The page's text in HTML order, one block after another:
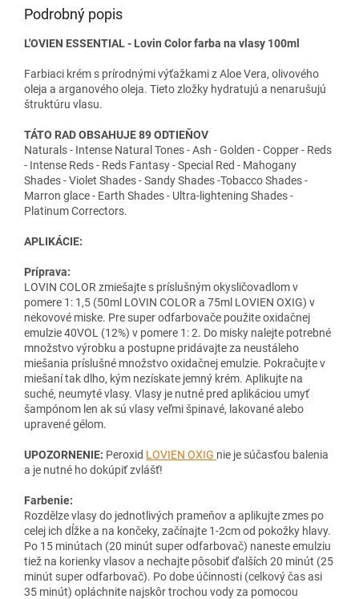
Podrobný popis
L'OVIEN ESSENTIAL - Lovin Color farba na vlasy 100ml
Farbiaci krém s prírodnými výťažkami z Aloe Vera, olivového
oleja a arganového oleja. Tieto zložky hydratujú a nenarušujú
štruktúru vlasu.
TÁTO RAD OBSAHUJE 89 ODTIEŇOV
Naturals - Intense Natural Tones - Ash - Golden - Copper - Reds
- Intense Reds - Reds Fantasy - Special Red - Mahogany
Shades - Violet Shades - Sandy Shades -Tobacco Shades -
Marron glace - Earth Shades - Ultra-lightening Shades -
Platinum Correctors.
APLIKÁCIE:
Príprava:
LOVIN COLOR zmiešajte s príslušným okysličovadlom v
pomere 1: 1,5 (50ml LOVIN COLOR a 75ml LOVIEN OXIG) v
nekovové miske. Pre super odfarbovače použite oxidačnej
emulzie 40VOL (12%) v pomere 1: 2. Do misky nalejte potrebné
množstvo výrobku a postupne pridávajte za neustáleho
miešania príslušné množstvo oxidačnej emulzie. Pokračujte v
miešaní tak dlho, kým nezískate jemný krém. Aplikujte na
suché, neumyté vlasy. Vlasy je nutné pred aplikáciou umyť
šampónom len ak sú vlasy veľmi špinavé, lakované alebo
upravené gélom.
UPOZORNENIE: Peroxid LOVIEN OXIG nie je súčasťou balenia
a je nutné ho dokúpiť zvlášť!
Farbenie:
Rozdělze vlasy do jednotlivých prameňov a aplikujte zmes po
celej ich dĺžke a na končeky, začínajte 1-2cm od pokožky hlavy.
Po 15 minútach (20 minút super odfarbovač) naneste emulziu
tiež na korienky vlasov a nechajte pôsobiť ďalších 20 minút (25
minút super odfarbovač). Po dobe účinnosti (celkový čas asi
35 minút) opláchnite najskôr trochou vody za pomocou